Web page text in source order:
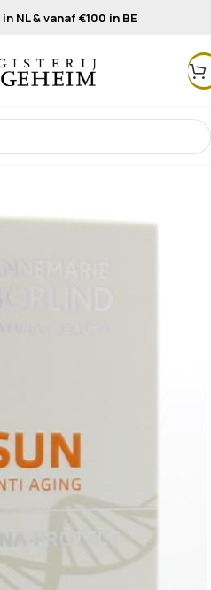
NL & vanaf €100 in BE